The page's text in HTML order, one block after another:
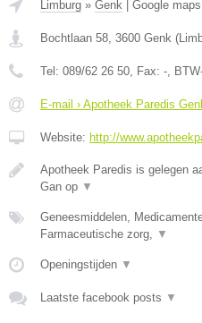
Limburg » Genk Google maps
Bochtlaan 58 3600 Genk (
Tel: 089/62 26 50 , Fax: - ,
E-mail › Apotheek Paredis
Website: http://
Apotheek Paredis is gelegen
Gan op ▼
Geneesmiddelen,
Farmaceutische zorg,
▼
Openingstijden ▼
Laatste facebook posts ▼